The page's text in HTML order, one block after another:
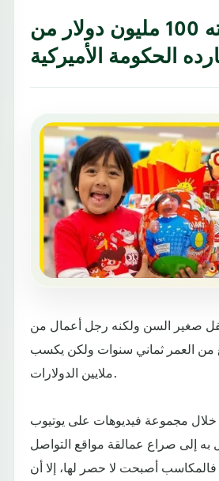
طفل ثروته 100 مليون دولار من
الحكومة الأميركية
صغير السن ولكنه رجل أعمال من
من العمر ثماني سنوات ولكن يكسب
ملايين الدولارات.
مجموعة فيديوهات على يوتيوب
به إلى صراع عمالقة مواقع التواصل
فالمكاسب أصبحت لا حصر لها، إلا أن